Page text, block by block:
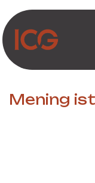
Asosiy
Mening